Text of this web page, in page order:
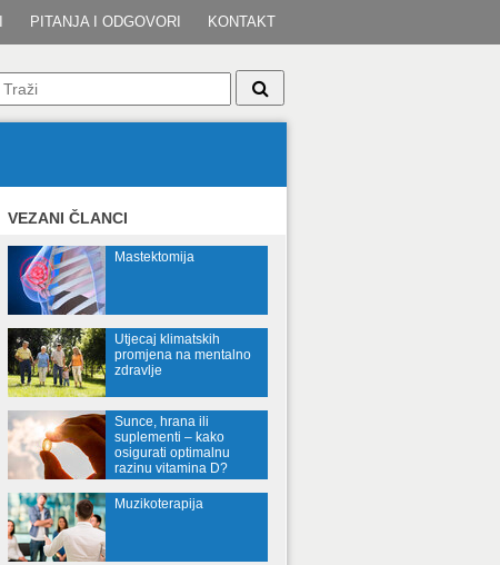
PITANJA I ODGOVORI KONTAKT
VEZANI ČLANCI
Mastektomija
Utjecaj klimatskih
promjena na mentalno
zdravlje
Sunce, hrana ili
suplementi – kako
osigurati optimalnu
razinu vitamina D?
Muzikoterapija